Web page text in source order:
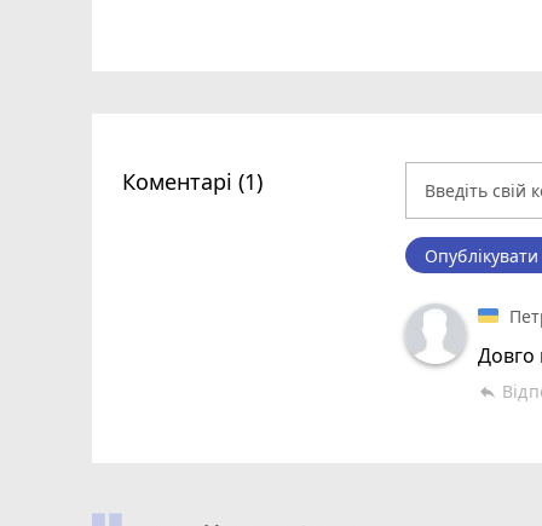
Коментарі (1)
Довго
reply